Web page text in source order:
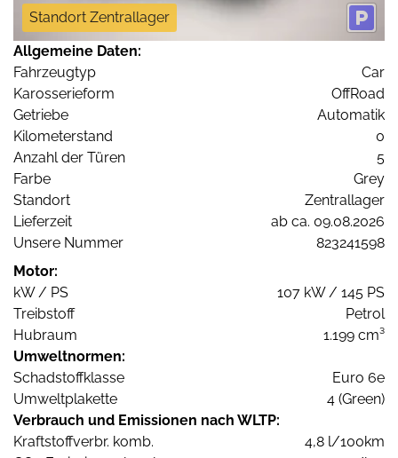
Standort Zentrallager
Allgemeine Daten:
Fahrzeugtyp
Car
Karosserieform
OffRoad
Getriebe
Automatik
Kilometerstand
0
Anzahl der Türen
5
Farbe
Grey
Standort
Zentrallager
Lieferzeit
ab ca. 09.08.2026
Unsere Nummer
823241598
Motor:
kW / PS
107 kW / 145 PS
Treibstoff
Petrol
Hubraum
1.199 cm³
Umweltnormen:
Schadstoffklasse
Euro 6e
Umweltplakette
4 (Green)
Verbrauch und Emissionen nach WLTP:
Kraftstoffverbr. komb.
4,8 l/100km